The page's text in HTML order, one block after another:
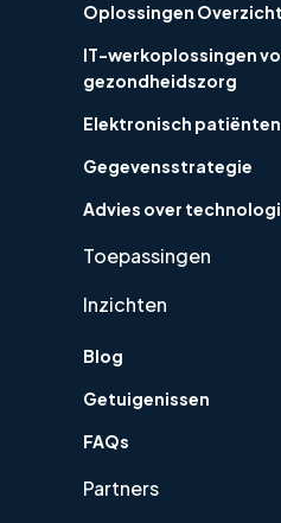
Oplossingen Overzicht
IT-werkoplossingen
gezondheidszorg
Elektronisch
Gegevensstrategie
Advies over
Toepassingen
Inzichten
Blog
Getuigenissen
FAQs
Partners